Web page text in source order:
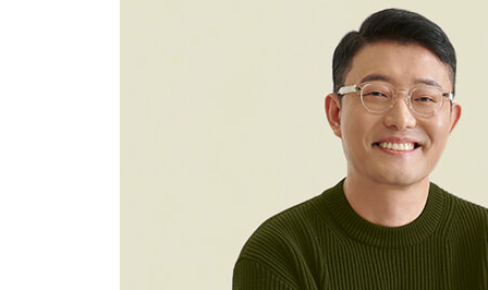
온갖 것이 가득한 홍콩의 남대문, 템플 스트리트
영화 마니아라면 꼭 들러야 할 큐브릭 서점
홍콩 누아르 하면 떠오르는 곳, 몽콕
장국영과 이소룡의 마지막 집
주성치의 행운다과점에서 오후 즐기기